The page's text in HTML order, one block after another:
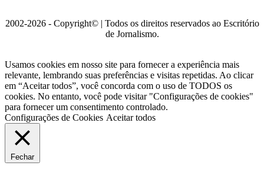
2002-2026 - Copyright© | Todos os direitos reservados ao Escritório
de Jornalismo.
Usamos cookies em nosso site para fornecer a experiência mais
relevante, lembrando suas preferências e visitas repetidas. Ao clicar
em “Aceitar todos”, você concorda com o uso de TODOS os
cookies. No entanto, você pode visitar "Configurações de cookies"
para fornecer um consentimento controlado.
Configurações de Cookies Aceitar todos
Fechar